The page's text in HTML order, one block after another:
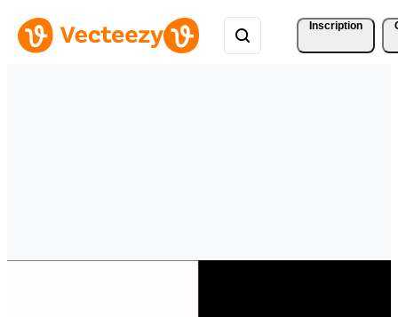
Inscription